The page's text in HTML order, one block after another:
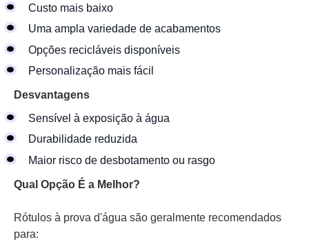
Custo mais baixo
Uma ampla variedade de acabamentos
Opções recicláveis disponíveis
Personalização mais fácil
Desvantagens
Sensível à exposição à água
Durabilidade reduzida
Maior risco de desbotamento ou rasgo
Qual Opção É a Melhor?
Rótulos à prova d'água são geralmente recomendados
para: